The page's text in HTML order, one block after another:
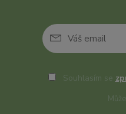
Souhlasím se